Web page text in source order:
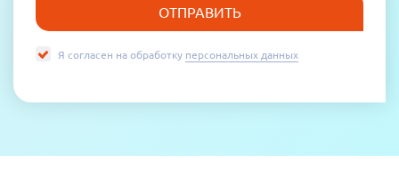
Я согласен на обработку персональных данных